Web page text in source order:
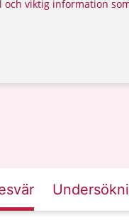
viktig information